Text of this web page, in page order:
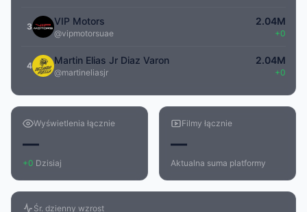
3 VIP Motors
@vipmotorsuae
2.04M
+0
4 Martin Elias Jr Diaz Varon
@martineliasjr
2.04M
+0
Wyświetlenia łącznie
—
+0 Dzisiaj
Filmy łącznie
—
Aktualna suma platformy
Śr. dzienny wzrost